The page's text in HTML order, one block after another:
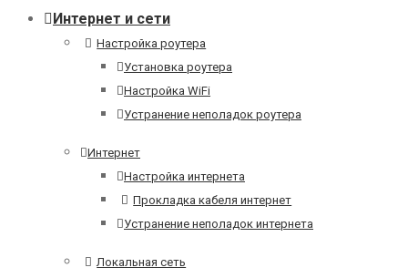
Интернет и сети
Настройка роутера
Установка роутера
Настройка WiFi
Устранение неполадок роутера
Интернет
Настройка интернета
Прокладка кабеля интернет
Устранение неполадок интернета
Локальная сеть